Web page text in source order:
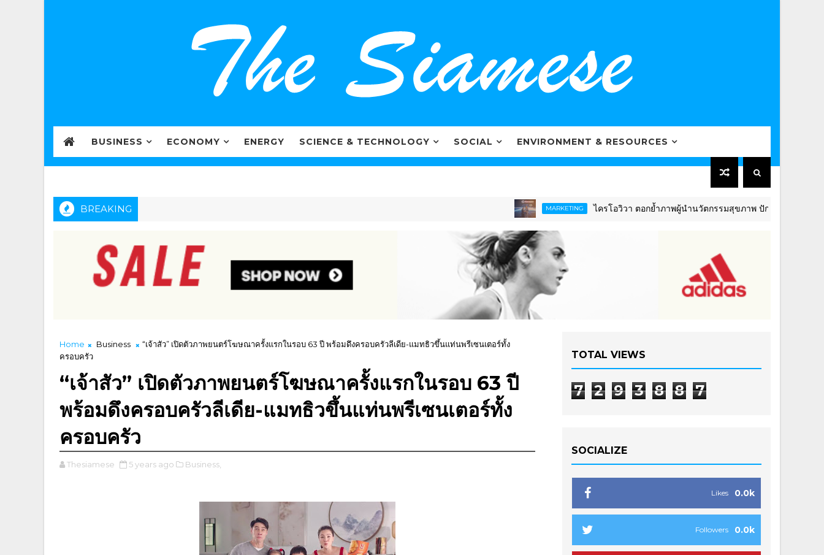
BUSINESS ECONOMY ENERGY SCIENCE & TECHNOLOGY SOCIAL ENVIRONMENT & RESOURCES
BREAKING MARKETING ไครโอวิวา ตอกย้ำภาพผู้นำนวัตกรรมสุขภาพ ปักธงดันไทยสู่ “Global
Home Business
“เจ้าสัว” เปิดตัวภาพยนตร์โฆษณาครั้งแรกในรอบ 63 ปี พร้อมดึงครอบครัวลีเดีย-แมทธิวขึ้นแท่นพรีเซนเตอร์ทั้ง
ครอบครัว
“เจ้าสัว” เปิดตัวภาพยนตร์โฆษณาครั้งแรกในรอบ 63 ปี
พร้อมดึงครอบครัวลีเดีย-แมทธิวขึ้นแท่นพรีเซนเตอร์ทั้ง
ครอบครัว
Thesiamese 5 years ago Business,
TOTAL VIEWS
7 2 9 3 8 8 7
SOCIALIZE
0.0k
Likes
0.0k
Followers